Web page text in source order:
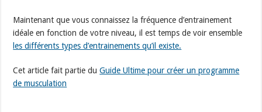
Maintenant que vous connaissez la fréquence d’entrainement
idéale en fonction de votre niveau, il est temps de voir ensemble
les différents types d’entrainements qu’il existe.
Cet article fait partie duGuide Ultime pour créer un programme
de musculation